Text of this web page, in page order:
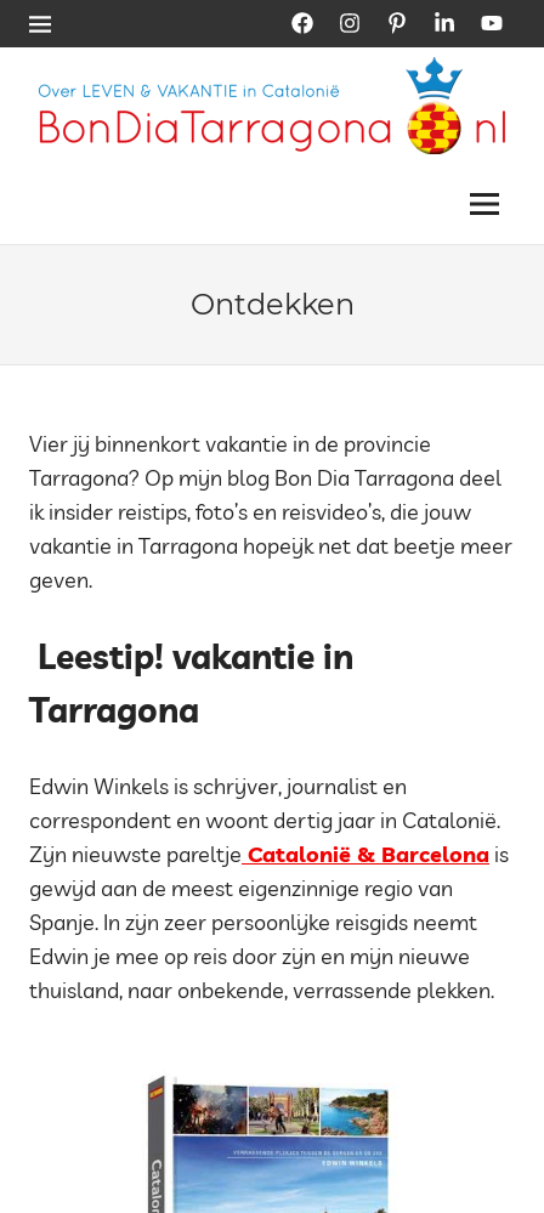
Skip
to
FacebookInstagramPinterestLinkedIn
Menu
Vakantie
Menu
Ontdekken
Vier jij binnenkort vakantie in de provincie
Tarragona? Op mijn blog Bon Dia Tarragona deel
ik insider reistips, foto’s en reisvideo’s, die jouw
vakantie in Tarragona hopeijk net dat beetje meer
geven.
Leestip! vakantie in
Tarragona
Edwin Winkels is schrijver, journalist en
correspondent en woont dertig jaar in Catalonië.
Zijn nieuwste pareltje Catalonië & Barcelona is
gewijd aan de meest eigenzinnige regio van
Spanje. In zijn zeer persoonlijke reisgids neemt
Edwin je mee op reis door zijn en mijn nieuwe
thuisland, naar onbekende, verrassende plekken.